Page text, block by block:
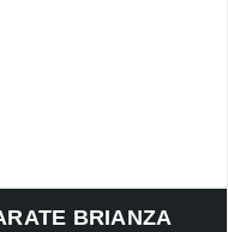
BRIANZA